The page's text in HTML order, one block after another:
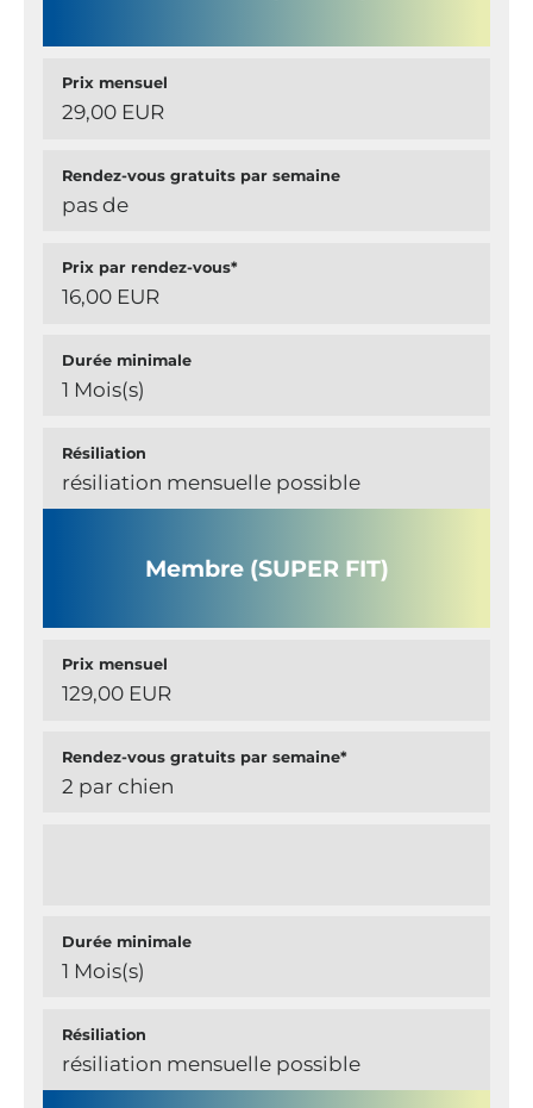
Prix mensuel
29,00 EUR
Rendez-vous gratuits par semaine
pas de
Prix par rendez-vous*
16,00 EUR
Durée minimale
1 Mois(s)
Résiliation
résiliation mensuelle possible
Membre (SUPER FIT)
Prix mensuel
129,00 EUR
Rendez-vous gratuits par semaine*
2 par chien
Durée minimale
1 Mois(s)
Résiliation
résiliation mensuelle possible